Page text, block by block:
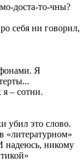
доста-то-чны?
себя ни говорил,
Я
– сотни.
убил это слово.
«литературном»
надеюсь, никому